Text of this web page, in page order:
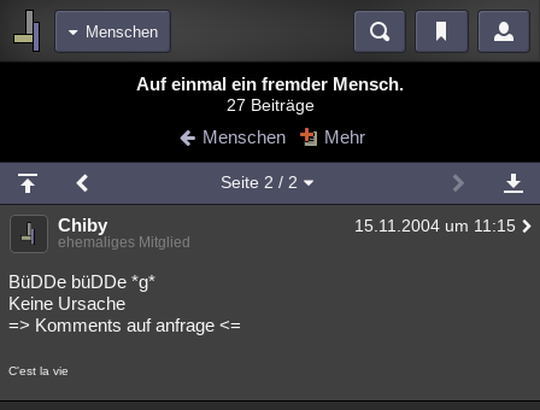
Menschen
Blogs
Chat Wiki Neuigkeiten
meine Rubriken
Menschen Mystery Kriminalfälle
Spiritualität Verschwörungen
Natur Umfragen Unterhaltung
Philosophie Träume Orte Esoterik Literatur
Auf einmal ein fremder Mensch.
27 Beiträge
Menschen Mehr
Seite 2 / 2
Chiby 15.11.2004 um 11:15
ehemaliges Mitglied
BüDDe büDDe *g*
Keine Ursache
=> Komments auf anfrage <=
C'est la vie